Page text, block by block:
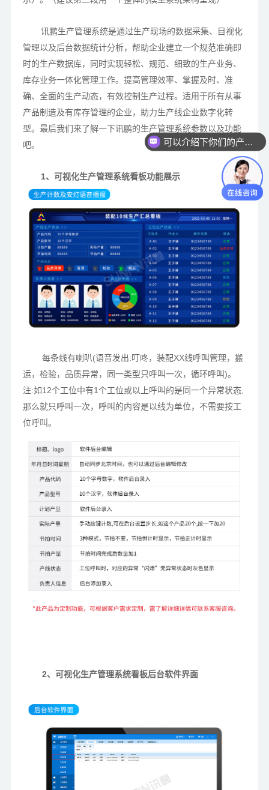
讯鹏生产管理系统是通过生产现场的数据采集、目视化
管理以及后台数据统计分析，帮助企业建立一个规范准确即
时的生产数据库，同时实现轻松、规范、细致的生产业务、
库存业务一体化管理工作。提高管理效率、掌握及时、准
确、全面的生产动态，有效控制生产过程。适用于所有从事
产品制造及有库存管理的企业，助力生产线企业数字化转
型。最后我们来了解一下讯鹏的生产管理系统参数以及功能
吧。
1、可视化生产管理系统看板功能展示
每条线有喇叭(语音发出:叮咚，装配XX线呼叫管理，搬
运，检验，品质异常，同一类型只呼叫一次，循环呼叫)。
注:如12个工位中有1个工位或以上呼叫的是同一个异常状态,
那么就只呼叫一次，呼叫的内容是以线为单位，不需要按工
位呼叫。
2、可视化生产管理系统看板后台软件界面